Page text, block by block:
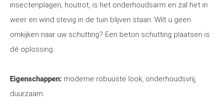
insectenplagen, houtrot, is het onderhoudsarm en zal het in
weer en wind stevig in de tuin blijven staan. Wilt u geen
omkijken naar uw schutting? Een beton schutting plaatsen is
dé oplossing.
Eigenschappen: moderne robuuste look, onderhoudsvrij,
duurzaam.